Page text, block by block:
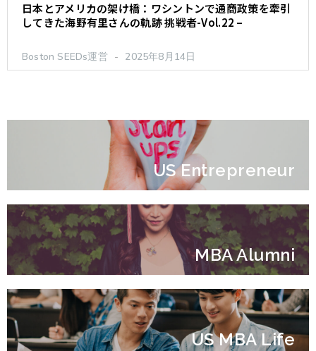
日本とアメリカの架け橋：ワシントンで通商政策を牽引
してきた海野有里さんの軌跡 挑戦者-Vol.22 –
Boston SEEDs運営 2025年8月14日
US Entrepreneur
MBA Alumni
US MBA Life